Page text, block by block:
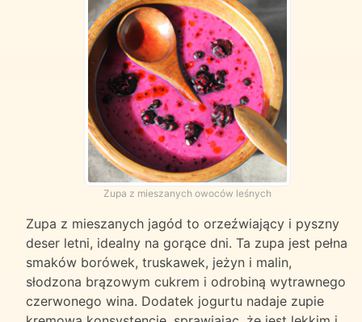
Zupa z mieszanych owoców leśnych
Zupa z mieszanych jagód to orzeźwiający i pyszny
deser letni, idealny na gorące dni. Ta zupa jest pełna
smaków borówek, truskawek, jeżyn i malin,
słodzona brązowym cukrem i odrobiną wytrawnego
czerwonego wina. Dodatek jogurtu nadaje zupie